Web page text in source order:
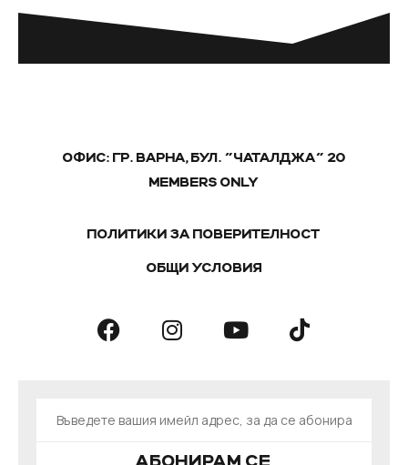
ОФИС: ГР. ВАРНА, БУЛ. "ЧАТАЛДЖА" 20
MEMBERS ONLY
ПОЛИТИКИ ЗА ПОВЕРИТЕЛНОСТ
ОБЩИ УСЛОВИЯ